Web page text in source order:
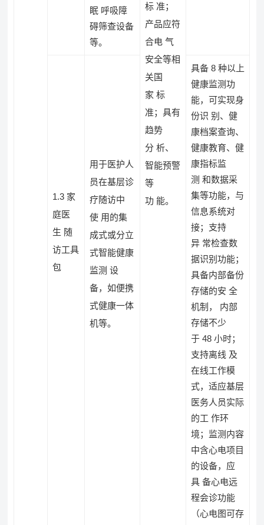
标 准；
产品应符
合电 气
安全等相
关国
家 标
准；具有
趋势
分 析、
智能预警
等
功 能。
眠 呼吸障
碍筛查设备
等。
1.3 家
庭医
生 随
访工具
包
用于医护人
员在基层诊
疗随访中
使 用的集
成式或分立
式智能健康
监测 设
备，如便携
式健康一体
机等。
具备 8 种以上
健康监测功
能，可实现身
份识 别、健
康档案查询、
健康教育、健
康指标监
测 和数据采
集等功能，与
信息系统对
接；支持
异 常检查数
据识别功能；
具备内部备份
存储的安 全
机制， 内部
存储不少
于 48 小时；
支持离线 及
在线工作模
式，适应基层
医务人员实际
的工 作环
境；监测内容
中含心电项目
的设备，应
具 备心电远
程会诊功能
（心电图可存